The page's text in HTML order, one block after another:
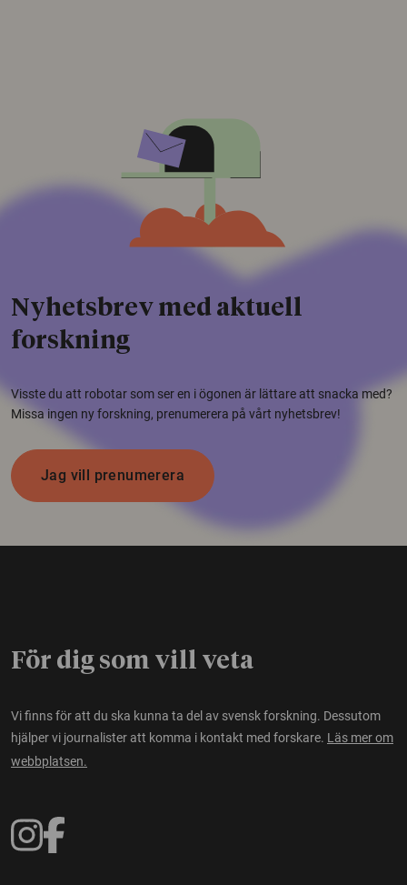
Nyhetsbrev med aktuell
forskning
Visste du att robotar som ser en i ögonen är lättare att snacka med?
Missa ingen ny forskning, prenumerera på vårt nyhetsbrev!
Jag vill prenumerera
För dig som vill veta
Vi finns för att du ska kunna ta del av svensk forskning. Dessutom
hjälper vi journalister att komma i kontakt med forskare. Läs mer om
webbplatsen.